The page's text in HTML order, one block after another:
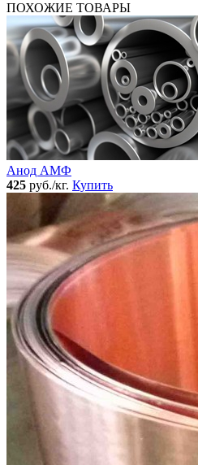
ПОХОЖИЕ ТОВАРЫ
Анод АМФ
425 руб./кг. Купить